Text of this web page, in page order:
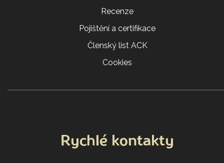
Recenze
Pojištění a certifikace
Členský list ACK
Cookies
Rychlé kontakty